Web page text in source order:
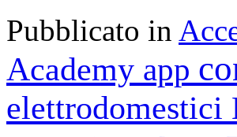
Pubblicato in
Academy app
elettrodomestici